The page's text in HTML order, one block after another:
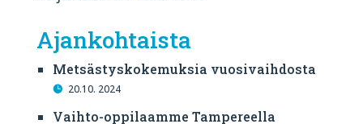
Ajankohtaista
Metsästyskokemuksia vuosivaihdosta
20.10. 2024
Vaihto-oppilaamme Tampereella